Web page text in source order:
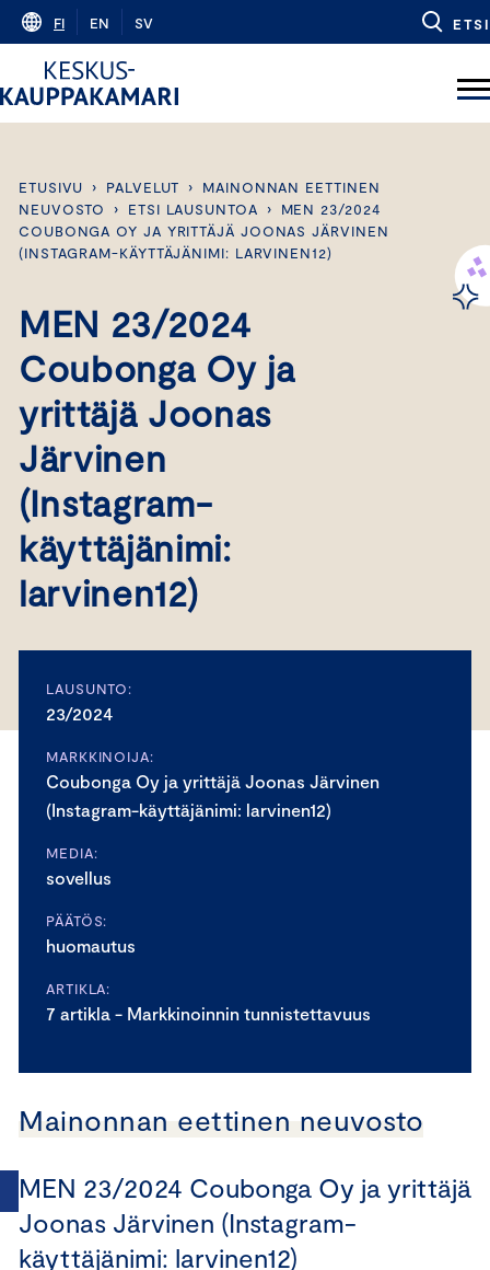
Skip
content
FI EN SV ETSI
ETUSIVU › PALVELUT ›
MAINONNAN EETTINEN
NEUVOSTO
› ETSI LAUSUNTOA ›
MEN 23/2024
COUBONGA OY JA YRITTÄJÄ JOONAS JÄRVINEN
(INSTAGRAM-KÄYTTÄJÄNIMI: LARVINEN12)
MEN 23/2024
Coubonga Oy ja
yrittäjä Joonas
Järvinen
(Instagram-
käyttäjänimi:
larvinen12)
LAUSUNTO:
23/2024
MARKKINOIJA:
Coubonga Oy ja yrittäjä Joonas Järvinen
(Instagram-käyttäjänimi: larvinen12)
MEDIA:
sovellus
PÄÄTÖS:
huomautus
ARTIKLA:
7 artikla - Markkinoinnin tunnistettavuus
Mainonnan eettinen neuvosto
MEN 23/2024 Coubonga Oy ja yrittäjä
Joonas Järvinen (Instagram-
käyttäjänimi: larvinen12)